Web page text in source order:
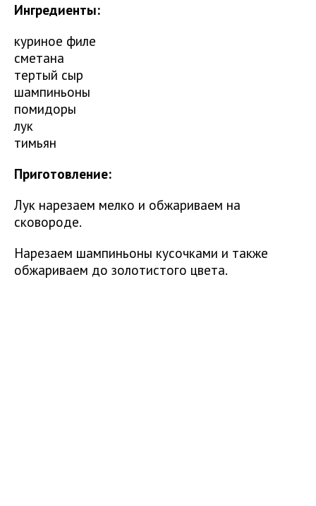
Ингредиенты:
куриное филе
сметана
тертый сыр
шампиньоны
помидоры
лук
тимьян
Приготовление:
Лук нарезаем мелко и обжариваем на
сковороде.
Нарезаем шампиньоны кусочками и также
обжариваем до золотистого цвета.